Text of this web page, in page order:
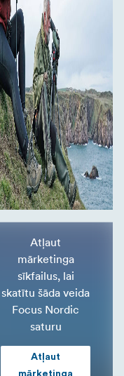
Atļaut
mārketinga
sīkfailus, lai
skatītu šāda veida
Focus Nordic
saturu
Atļaut
mārketinga